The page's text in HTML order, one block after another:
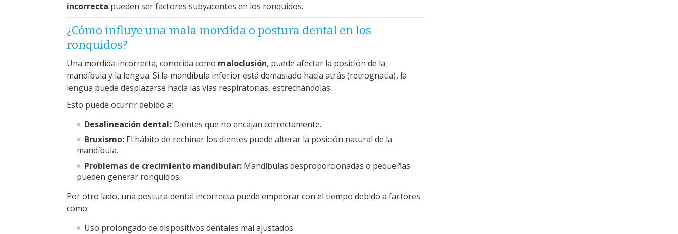
incorrecta pueden ser factores subyacentes en los ronquidos.
¿Cómo influye una mala mordida o postura dental en los
ronquidos?
Una mordida incorrecta, conocida como maloclusión, puede afectar la posición de la
mandíbula y la lengua. Si la mandíbula inferior está demasiado hacia atrás (retrognatia), la
lengua puede desplazarse hacia las vías respiratorias, estrechándolas.
Esto puede ocurrir debido a:
Desalineación dental: Dientes que no encajan correctamente.
Bruxismo: El hábito de rechinar los dientes puede alterar la posición natural de la
mandíbula.
Problemas de crecimiento mandibular: Mandíbulas desproporcionadas o pequeñas
pueden generar ronquidos.
Por otro lado, una postura dental incorrecta puede empeorar con el tiempo debido a factores
como:
Uso prolongado de dispositivos dentales mal ajustados.